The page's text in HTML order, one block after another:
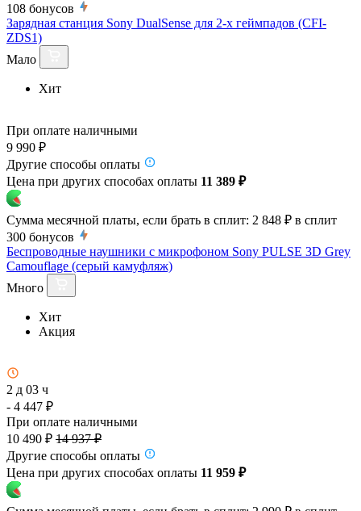
108 бонусов
Зарядная станция Sony DualSense для 2-х геймпадов (CFI-
ZDS1)
Мало
Хит
При оплате наличными
9 990 ₽
Другие способы оплаты
Цена при других способах оплаты 11 389 ₽
Сумма месячной платы, если брать в сплит: 2 848 ₽ в сплит
300 бонусов
Беспроводные наушники с микрофоном Sony PULSE 3D Grey
Camouflage (серый камуфляж)
Много
Хит
Акция
2 д 03 ч
- 4 447 ₽
При оплате наличными
10 490 ₽ 14 937 ₽
Другие способы оплаты
Цена при других способах оплаты 11 959 ₽